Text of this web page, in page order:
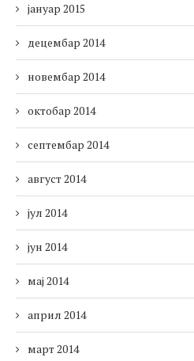
јануар 2015
децембар 2014
новембар 2014
октобар 2014
септембар 2014
август 2014
јул 2014
јун 2014
мај 2014
април 2014
март 2014